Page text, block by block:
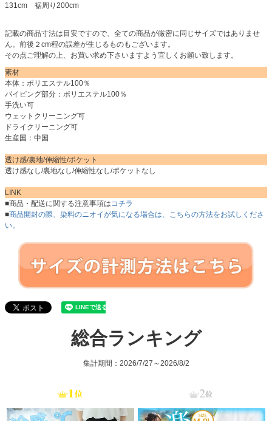
131cm 裾周り200cm
記載の商品寸法は目安ですので、全ての商品が厳密に同じサイズではありませ
ん。前後２cm程の誤差が生じるものもございます。
その点ご理解の上、お買い求め下さいますよう宜しくお願い致します。
素材
本体：ポリエステル100％
パイピング部分：ポリエステル100％
手洗い可
ウェットクリーニング可
ドライクリーニング可
生産国：中国
透け感/裏地/伸縮性/ポケット
透け感なし/裏地なし/伸縮性なし/ポケットなし
LINK
■商品・配送に関する注意事項は コチラ
■商品開封の際、染料のニオイが気になる場合は、こちらの方法をお試しくださ
い。
総合ランキング
集計期間：2026/7/27～2026/8/2